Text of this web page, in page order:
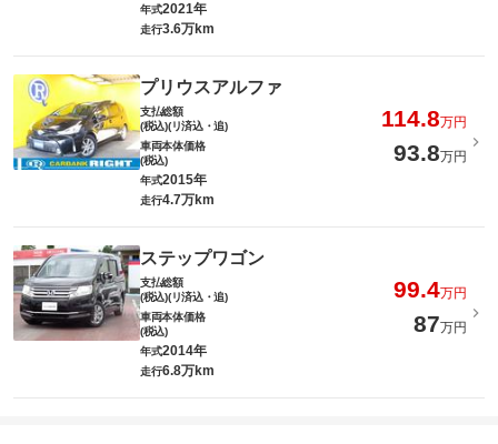
年式2021年
走行3.6万km
プリウスアルファ
支払総額
(税込)(リ済込・追)
114.8万円
車両本体価格
(税込)
93.8万円
年式2015年
走行4.7万km
ステップワゴン
支払総額
(税込)(リ済込・追)
99.4万円
車両本体価格
(税込)
87万円
年式2014年
走行6.8万km